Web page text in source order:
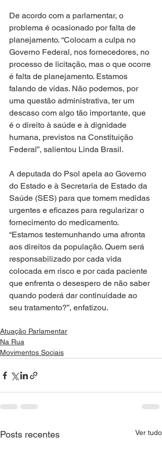
De acordo com a parlamentar, o
problema é ocasionado por falta de
planejamento. “Colocam a culpa no
Governo Federal, nos fornecedores, no
processo de licitação, mas o que ocorre
é falta de planejamento. Estamos
falando de vidas. Não podemos, por
uma questão administrativa, ter um
descaso com algo tão importante, que
é o direito à saúde e à dignidade
humana, previstos na Constituição
Federal”, salientou Linda Brasil.
A deputada do Psol apela ao Governo
do Estado e à Secretaria de Estado da
Saúde (SES) para que tomem medidas
urgentes e eficazes para regularizar o
fornecimento do medicamento.
“Estamos testemunhando uma afronta
aos direitos da população. Quem será
responsabilizado por cada vida
colocada em risco e por cada paciente
que enfrenta o desespero de não saber
quando poderá dar continuidade ao
seu tratamento?”, enfatizou.
Atuação Parlamentar
Na Rua
Movimentos Sociais
Posts recentes Ver tudo